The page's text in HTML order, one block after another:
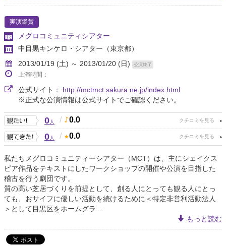
実演鑑賞
メグロコミュニティシアター
中目黒キンケロ・シアター （東京都）
2013/01/19 (土) ～ 2013/01/20 (日)
公演終了
上演時間：
公式サイト： http://mctmct.sakura.ne.jp/index.html
※正式な公演情報は公式サイトでご確認ください。
0人 / 0.0
0人 / 0.0
私たちメグロコミュニティーシアター（MCT）は、主にシェイクス
ピア作品をテキストにしたワークショップの開催や公演を目指した
稽古を行う劇団です。
質の高い芝居づくりを前提として、創る人にとっても観る人にとっ
ても、おサイフに優しい活動を続けるために＜特定非営利活動法人
＞として目黒区をホームグラ...
もっと読む